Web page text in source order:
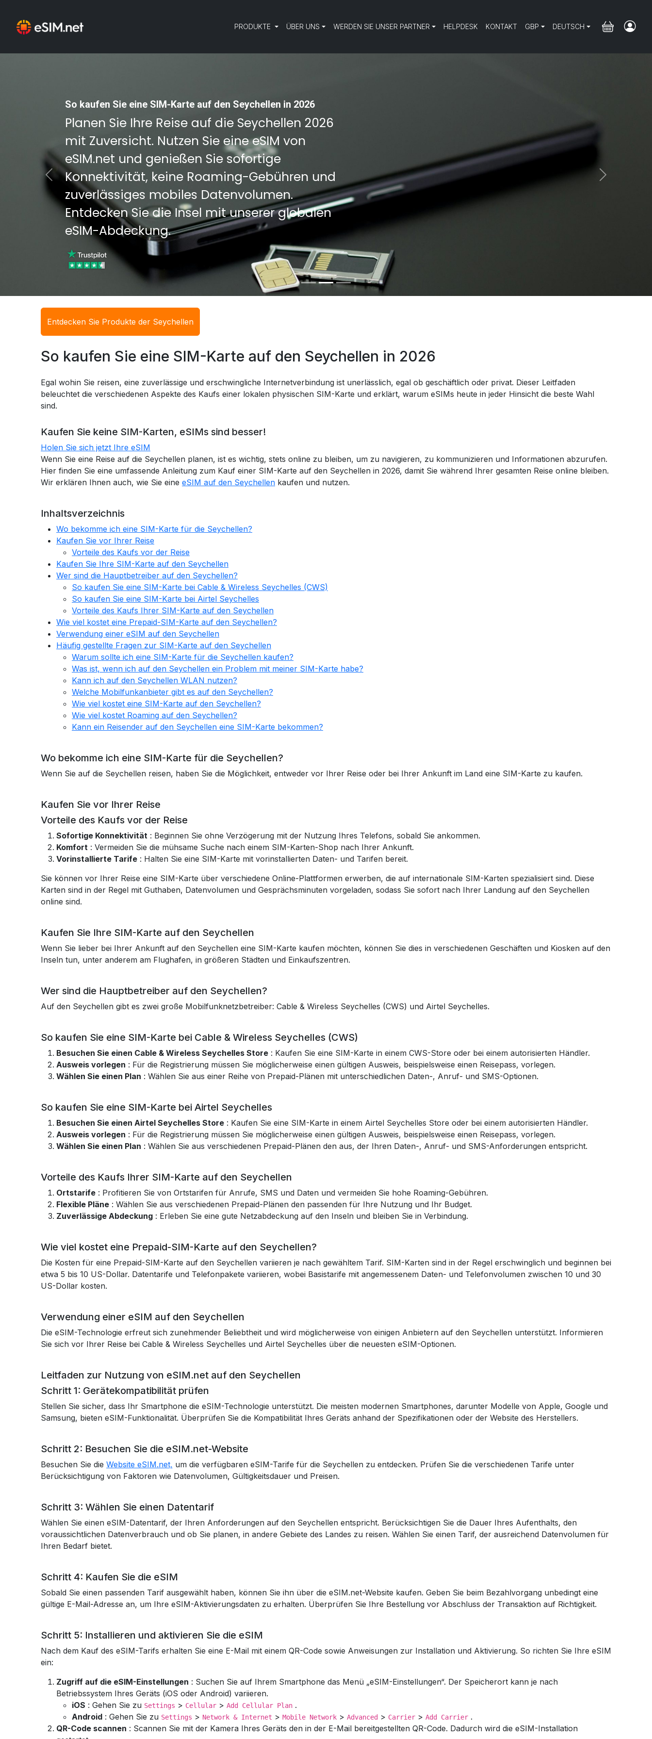
PRODUKTE ÜBER UNS WERDEN SIE UNSER PARTNER HELPDESK KONTAKT GBP DEUTSCH
So kaufen Sie eine SIM-Karte auf den Seychellen in 2026
Planen Sie Ihre Reise auf die Seychellen 2026
mit Zuversicht. Nutzen Sie eine eSIM von
eSIM.net und genießen Sie sofortige
Konnektivität, keine Roaming-Gebühren und
zuverlässiges mobiles Datenvolumen.
Entdecken Sie die Insel mit unserer globalen
eSIM-Abdeckung.
Previous Next
Entdecken Sie Produkte der Seychellen
So kaufen Sie eine SIM-Karte auf den Seychellen in 2026
Egal wohin Sie reisen, eine zuverlässige und erschwingliche Internetverbindung ist unerlässlich, egal ob geschäftlich oder privat. Dieser Leitfaden
beleuchtet die verschiedenen Aspekte des Kaufs einer lokalen physischen SIM-Karte und erklärt, warum eSIMs heute in jeder Hinsicht die beste Wahl
sind.
Kaufen Sie keine SIM-Karten, eSIMs sind besser!
Holen Sie sich jetzt Ihre eSIM
Wenn Sie eine Reise auf die Seychellen planen, ist es wichtig, stets online zu bleiben, um zu navigieren, zu kommunizieren und Informationen abzurufen.
Hier finden Sie eine umfassende Anleitung zum Kauf einer SIM-Karte auf den Seychellen in 2026, damit Sie während Ihrer gesamten Reise online bleiben.
Wir erklären Ihnen auch, wie Sie eine eSIM auf den Seychellen kaufen und nutzen.
Inhaltsverzeichnis
Wo bekomme ich eine SIM-Karte für die Seychellen?
Kaufen Sie vor Ihrer Reise
Vorteile des Kaufs vor der Reise
Kaufen Sie Ihre SIM-Karte auf den Seychellen
Wer sind die Hauptbetreiber auf den Seychellen?
So kaufen Sie eine SIM-Karte bei Cable & Wireless Seychelles (CWS)
So kaufen Sie eine SIM-Karte bei Airtel Seychelles
Vorteile des Kaufs Ihrer SIM-Karte auf den Seychellen
Wie viel kostet eine Prepaid-SIM-Karte auf den Seychellen?
Verwendung einer eSIM auf den Seychellen
Häufig gestellte Fragen zur SIM-Karte auf den Seychellen
Warum sollte ich eine SIM-Karte für die Seychellen kaufen?
Was ist, wenn ich auf den Seychellen ein Problem mit meiner SIM-Karte habe?
Kann ich auf den Seychellen WLAN nutzen?
Welche Mobilfunkanbieter gibt es auf den Seychellen?
Wie viel kostet eine SIM-Karte auf den Seychellen?
Wie viel kostet Roaming auf den Seychellen?
Kann ein Reisender auf den Seychellen eine SIM-Karte bekommen?
Wo bekomme ich eine SIM-Karte für die Seychellen?
Wenn Sie auf die Seychellen reisen, haben Sie die Möglichkeit, entweder vor Ihrer Reise oder bei Ihrer Ankunft im Land eine SIM-Karte zu kaufen.
Kaufen Sie vor Ihrer Reise
Vorteile des Kaufs vor der Reise
Sofortige Konnektivität : Beginnen Sie ohne Verzögerung mit der Nutzung Ihres Telefons, sobald Sie ankommen.
Komfort : Vermeiden Sie die mühsame Suche nach einem SIM-Karten-Shop nach Ihrer Ankunft.
Vorinstallierte Tarife : Halten Sie eine SIM-Karte mit vorinstallierten Daten- und Tarifen bereit.
Sie können vor Ihrer Reise eine SIM-Karte über verschiedene Online-Plattformen erwerben, die auf internationale SIM-Karten spezialisiert sind. Diese
Karten sind in der Regel mit Guthaben, Datenvolumen und Gesprächsminuten vorgeladen, sodass Sie sofort nach Ihrer Landung auf den Seychellen
online sind.
Kaufen Sie Ihre SIM-Karte auf den Seychellen
Wenn Sie lieber bei Ihrer Ankunft auf den Seychellen eine SIM-Karte kaufen möchten, können Sie dies in verschiedenen Geschäften und Kiosken auf den
Inseln tun, unter anderem am Flughafen, in größeren Städten und Einkaufszentren.
Wer sind die Hauptbetreiber auf den Seychellen?
Auf den Seychellen gibt es zwei große Mobilfunknetzbetreiber: Cable & Wireless Seychelles (CWS) und Airtel Seychelles.
So kaufen Sie eine SIM-Karte bei Cable & Wireless Seychelles (CWS)
Besuchen Sie einen Cable & Wireless Seychelles Store : Kaufen Sie eine SIM-Karte in einem CWS-Store oder bei einem autorisierten Händler.
Ausweis vorlegen : Für die Registrierung müssen Sie möglicherweise einen gültigen Ausweis, beispielsweise einen Reisepass, vorlegen.
Wählen Sie einen Plan : Wählen Sie aus einer Reihe von Prepaid-Plänen mit unterschiedlichen Daten-, Anruf- und SMS-Optionen.
So kaufen Sie eine SIM-Karte bei Airtel Seychelles
Besuchen Sie einen Airtel Seychelles Store : Kaufen Sie eine SIM-Karte in einem Airtel Seychelles Store oder bei einem autorisierten Händler.
Ausweis vorlegen : Für die Registrierung müssen Sie möglicherweise einen gültigen Ausweis, beispielsweise einen Reisepass, vorlegen.
Wählen Sie einen Plan : Wählen Sie aus verschiedenen Prepaid-Plänen den aus, der Ihren Daten-, Anruf- und SMS-Anforderungen entspricht.
Vorteile des Kaufs Ihrer SIM-Karte auf den Seychellen
Ortstarife : Profitieren Sie von Ortstarifen für Anrufe, SMS und Daten und vermeiden Sie hohe Roaming-Gebühren.
Flexible Pläne : Wählen Sie aus verschiedenen Prepaid-Plänen den passenden für Ihre Nutzung und Ihr Budget.
Zuverlässige Abdeckung : Erleben Sie eine gute Netzabdeckung auf den Inseln und bleiben Sie in Verbindung.
Wie viel kostet eine Prepaid-SIM-Karte auf den Seychellen?
Die Kosten für eine Prepaid-SIM-Karte auf den Seychellen variieren je nach gewähltem Tarif. SIM-Karten sind in der Regel erschwinglich und beginnen bei
etwa 5 bis 10 US-Dollar. Datentarife und Telefonpakete variieren, wobei Basistarife mit angemessenem Daten- und Telefonvolumen zwischen 10 und 30
US-Dollar kosten.
Verwendung einer eSIM auf den Seychellen
Die eSIM-Technologie erfreut sich zunehmender Beliebtheit und wird möglicherweise von einigen Anbietern auf den Seychellen unterstützt. Informieren
Sie sich vor Ihrer Reise bei Cable & Wireless Seychelles und Airtel Seychelles über die neuesten eSIM-Optionen.
Leitfaden zur Nutzung von eSIM.net auf den Seychellen
Schritt 1: Gerätekompatibilität prüfen
Stellen Sie sicher, dass Ihr Smartphone die eSIM-Technologie unterstützt. Die meisten modernen Smartphones, darunter Modelle von Apple, Google und
Samsung, bieten eSIM-Funktionalität. Überprüfen Sie die Kompatibilität Ihres Geräts anhand der Spezifikationen oder der Website des Herstellers.
Schritt 2: Besuchen Sie die eSIM.net-Website
Besuchen Sie die Website eSIM.net, um die verfügbaren eSIM-Tarife für die Seychellen zu entdecken. Prüfen Sie die verschiedenen Tarife unter
Berücksichtigung von Faktoren wie Datenvolumen, Gültigkeitsdauer und Preisen.
Schritt 3: Wählen Sie einen Datentarif
Wählen Sie einen eSIM-Datentarif, der Ihren Anforderungen auf den Seychellen entspricht. Berücksichtigen Sie die Dauer Ihres Aufenthalts, den
voraussichtlichen Datenverbrauch und ob Sie planen, in andere Gebiete des Landes zu reisen. Wählen Sie einen Tarif, der ausreichend Datenvolumen für
Ihren Bedarf bietet.
Schritt 4: Kaufen Sie die eSIM
Sobald Sie einen passenden Tarif ausgewählt haben, können Sie ihn über die eSIM.net-Website kaufen. Geben Sie beim Bezahlvorgang unbedingt eine
gültige E-Mail-Adresse an, um Ihre eSIM-Aktivierungsdaten zu erhalten. Überprüfen Sie Ihre Bestellung vor Abschluss der Transaktion auf Richtigkeit.
Schritt 5: Installieren und aktivieren Sie die eSIM
Nach dem Kauf des eSIM-Tarifs erhalten Sie eine E-Mail mit einem QR-Code sowie Anweisungen zur Installation und Aktivierung. So richten Sie Ihre eSIM
ein:
Zugriff auf die eSIM-Einstellungen : Suchen Sie auf Ihrem Smartphone das Menü „eSIM-Einstellungen“. Der Speicherort kann je nach
Betriebssystem Ihres Geräts (iOS oder Android) variieren.
iOS : Gehen Sie zu Settings > Cellular > Add Cellular Plan .
Android : Gehen Sie zu Settings > Network & Internet > Mobile Network > Advanced > Carrier > Add Carrier .
QR-Code scannen : Scannen Sie mit der Kamera Ihres Geräts den in der E-Mail bereitgestellten QR-Code. Dadurch wird die eSIM-Installation